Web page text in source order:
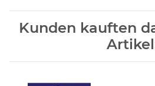
Kunden kauften